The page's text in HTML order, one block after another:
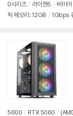
0시리즈 / 라이젠5 / 버미어
픽 메모리: 12GB / 1Gbps
5600 / RTX 5060 /